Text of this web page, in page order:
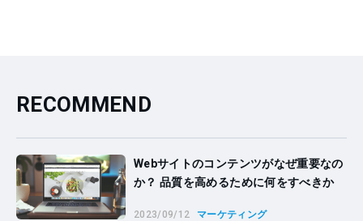
RECOMMEND
Webサイトのコンテンツがなぜ重要なの
か？ 品質を高めるために何をすべきか
2023/09/12 マーケティング